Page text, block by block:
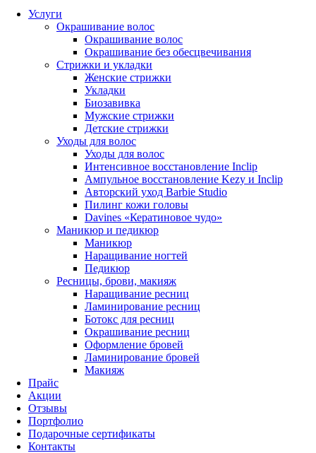
Услуги
Окрашивание волос
Окрашивание волос
Окрашивание без обесцвечивания
Стрижки и укладки
Женские стрижки
Укладки
Биозавивка
Мужские стрижки
Детские стрижки
Уходы для волос
Уходы для волос
Интенсивное восстановление Inclip
Ампульное восстановление Kezy и Inclip
Авторский уход Barbie Studio
Пилинг кожи головы
Davines «Кератиновое чудо»
Маникюр и педикюр
Маникюр
Наращивание ногтей
Педикюр
Ресницы, брови, макияж
Наращивание ресниц
Ламинирование ресниц
Ботокс для ресниц
Окрашивание ресниц
Оформление бровей
Ламинирование бровей
Макияж
Прайс
Акции
Отзывы
Портфолио
Подарочные сертификаты
Контакты